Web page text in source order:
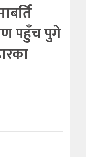
पहुँच पुगे